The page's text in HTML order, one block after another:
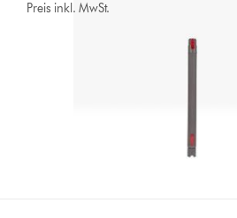
Preis inkl. MwSt.